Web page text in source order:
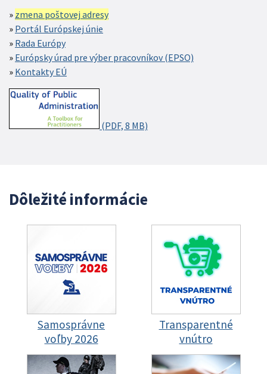
zmena poštovej adresy
Portál Európskej únie
Rada Európy
Európsky úrad pre výber pracovníkov (EPSO)
Kontakty EÚ
(PDF, 8 MB)
Dôležité informácie
Samosprávne
voľby 2026
Transparentné
vnútro